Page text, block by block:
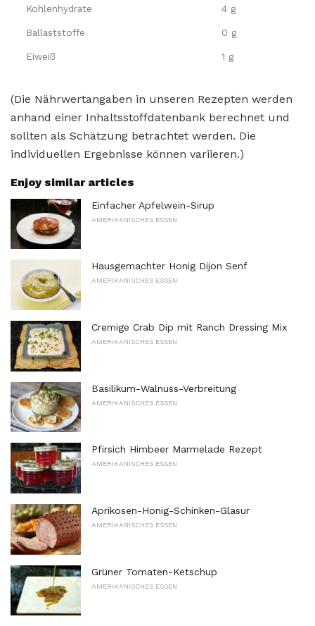
Kohlenhydrate 4 g
Ballaststoffe 0 g
Eiweiß 1 g
(Die Nährwertangaben in unseren Rezepten werden
anhand einer Inhaltsstoffdatenbank berechnet und
sollten als Schätzung betrachtet werden. Die
individuellen Ergebnisse können variieren.)
Enjoy similar articles
Einfacher Apfelwein-Sirup
AMERIKANISCHES ESSEN
Hausgemachter Honig Dijon Senf
AMERIKANISCHES ESSEN
Cremige Crab Dip mit Ranch Dressing Mix
AMERIKANISCHES ESSEN
Basilikum-Walnuss-Verbreitung
AMERIKANISCHES ESSEN
Pfirsich Himbeer Marmelade Rezept
AMERIKANISCHES ESSEN
Aprikosen-Honig-Schinken-Glasur
AMERIKANISCHES ESSEN
Grüner Tomaten-Ketschup
AMERIKANISCHES ESSEN